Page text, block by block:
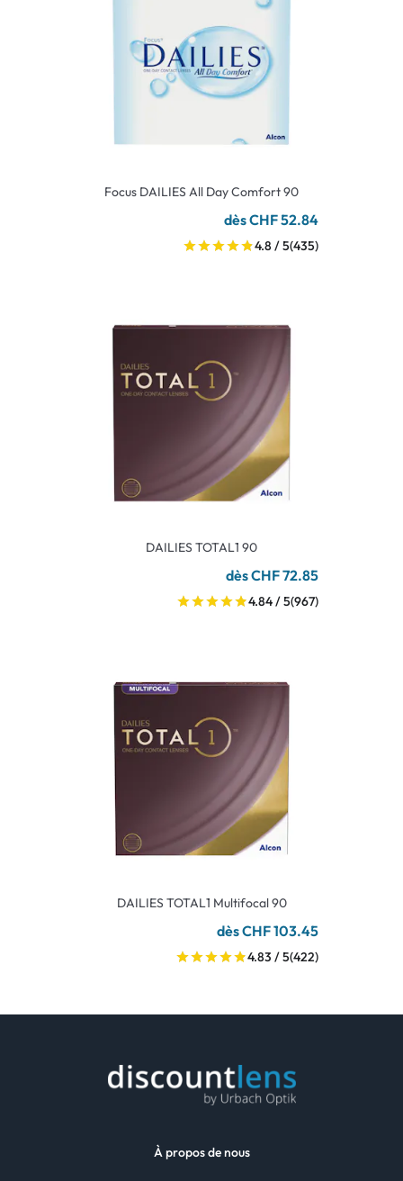
Focus DAILIES All Day Comfort 90
dès CHF 52.84
4.8 / 5(435)
DAILIES TOTAL1 90
dès CHF 72.85
4.84 / 5(967)
DAILIES TOTAL1 Multifocal 90
dès CHF 103.45
4.83 / 5(422)
À propos de nous